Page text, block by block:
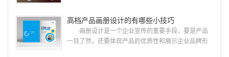
广的专业...
司，怎么制作高级企业画册?高级画册设计公司 如
何选择高级画册设计公司 首先是员工的能力是否
过硬。这包括调研人员观察捕捉信息、与企业顺利沟
高档产品画册设计的有哪些小技巧
画册设计是一个企业宣传的重要手段，要是产品
一目了然，还要体现产品的优质性和展示企业品牌形